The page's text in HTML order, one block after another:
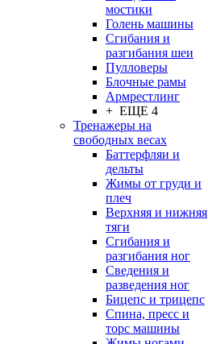
мостики
Голень машины
Сгибания и
разгибания шеи
Пулловеры
Блочные рамы
Армрестлинг
+ ЕЩЕ 4
Тренажеры на
свободных весах
Баттерфляи и
дельты
Жимы от груди и
плеч
Верхняя и нижняя
тяги
Сгибания и
разгибания ног
Сведения и
разведения ног
Бицепс и трицепс
Спина, пресс и
торс машины